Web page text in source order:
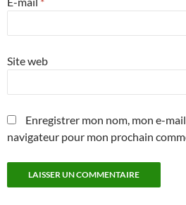
Site web
Enregistrer mon nom, mon e-
navigateur pour mon prochain